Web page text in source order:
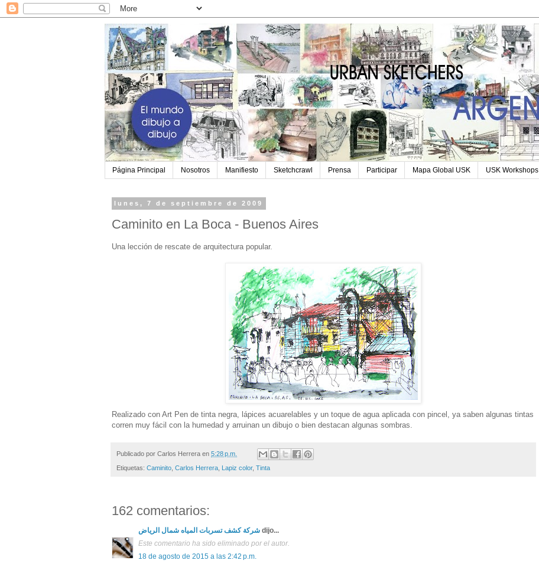
Página Principal Nosotros Manifiesto Sketchcrawl Prensa Participar Mapa Global USK USK Workshops
lunes, 7 de septiembre de 2009
Caminito en La Boca - Buenos Aires
Una lección de rescate de arquitectura popular.
Realizado con Art Pen de tinta negra, lápices acuarelables y un toque de agua aplicada con pincel, ya saben algunas tintas
corren muy fácil con la humedad y arruinan un dibujo o bien destacan algunas sombras.
Publicado por Carlos Herrera en 5:28 p.m.
Etiquetas: Caminito, Carlos Herrera, Lapiz color, Tinta
162 comentarios:
شركة كشف تسربات المياه شمال الرياض dijo...
Este comentario ha sido eliminado por el autor.
18 de agosto de 2015 a las 2:42 p.m.